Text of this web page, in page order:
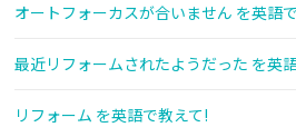
オートフォーカスが合いません を英語
最近リフォームされたようだった を英
リフォーム を英語で教えて!